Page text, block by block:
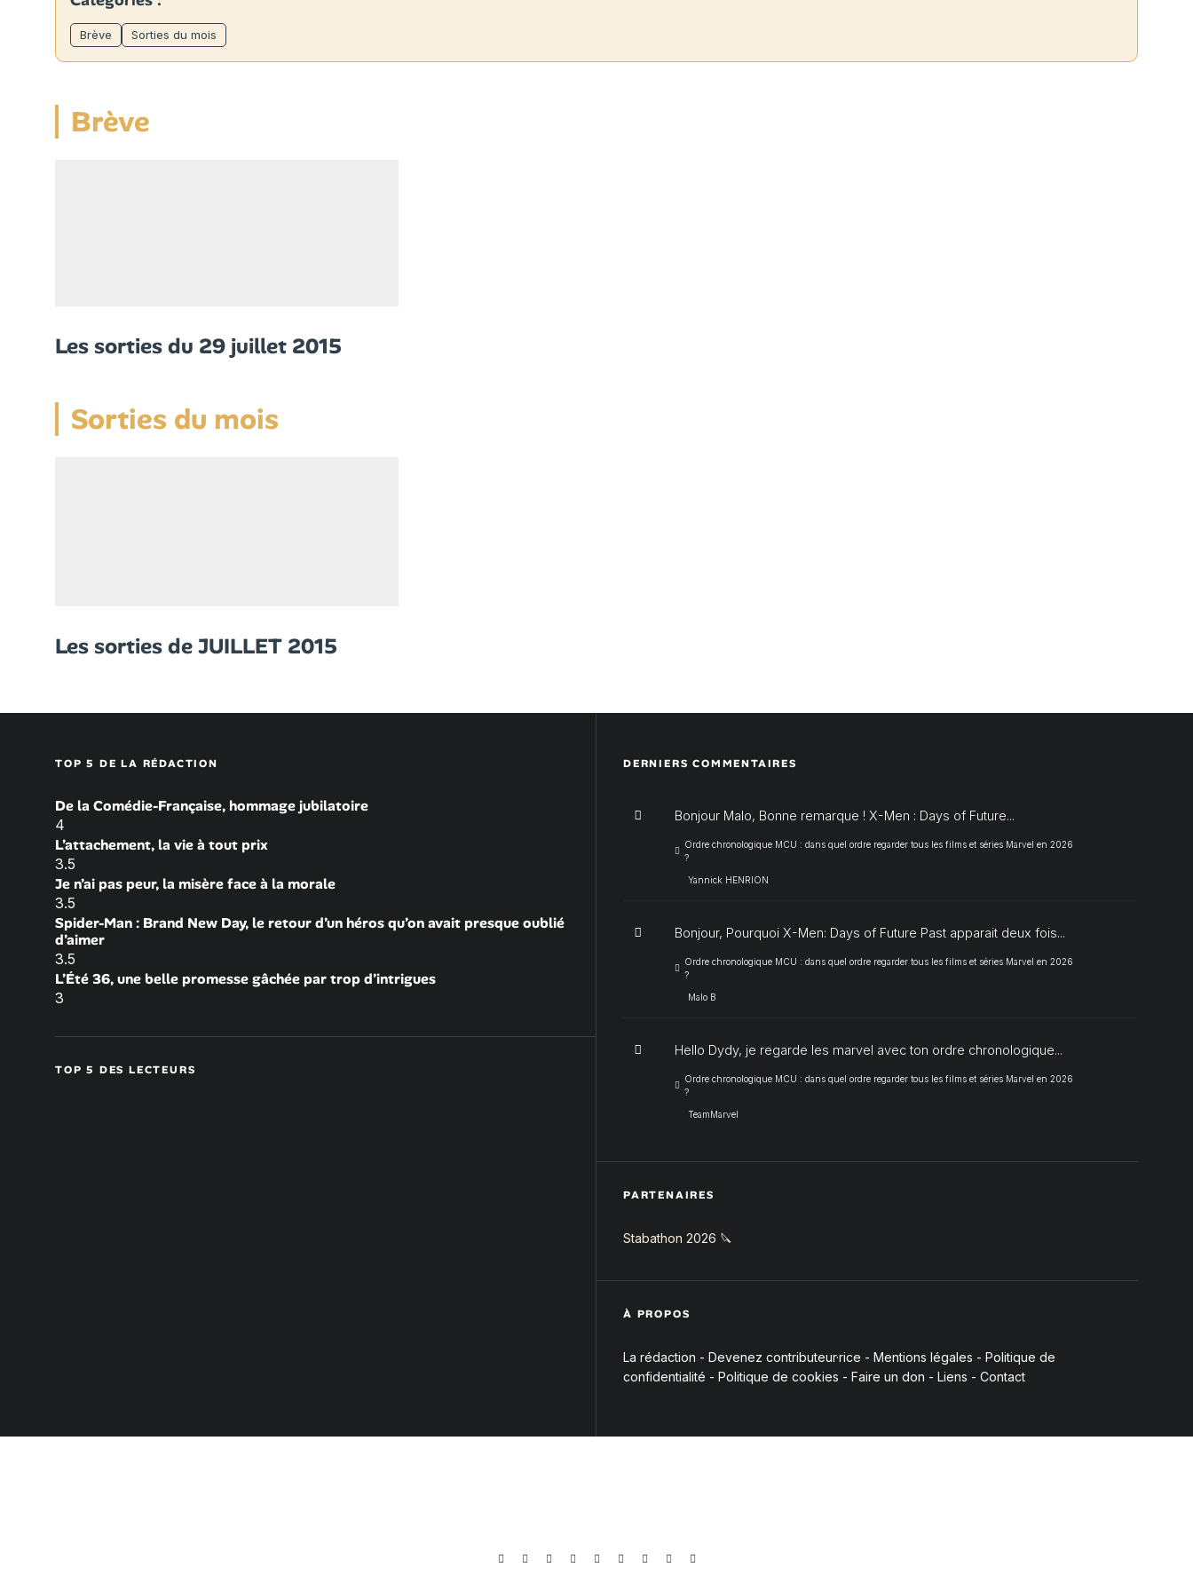
Brève Sorties du mois
Brève
Les sorties du 29 juillet 2015
Sorties du mois
Les sorties de JUILLET 2015
TOP 5 DE LA RÉDACTION
De la Comédie-Française, hommage jubilatoire
4
L’attachement, la vie à tout prix
3.5
Je n’ai pas peur, la misère face à la morale
3.5
Spider-Man : Brand New Day, le retour d’un héros qu’on avait presque oublié
d’aimer
3.5
L’Été 36, une belle promesse gâchée par trop d’intrigues
3
TOP 5 DES LECTEURS
DERNIERS COMMENTAIRES
Bonjour Malo, Bonne remarque ! X-Men : Days of Future...
Ordre chronologique MCU : dans quel ordre regarder tous les films et séries Marvel en 2026
?
Yannick HENRION
Bonjour, Pourquoi X-Men: Days of Future Past apparait deux fois...
Ordre chronologique MCU : dans quel ordre regarder tous les films et séries Marvel en 2026
?
Malo B
Hello Dydy, je regarde les marvel avec ton ordre chronologique...
Ordre chronologique MCU : dans quel ordre regarder tous les films et séries Marvel en 2026
?
TeamMarvel
PARTENAIRES
Stabathon 2026 🔪
À PROPOS
La rédaction - Devenez contributeur·rice - Mentions légales - Politique de
confidentialité - Politique de cookies - Faire un don - Liens - Contact